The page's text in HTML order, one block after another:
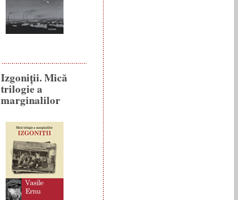
Izgoniții. Mică
trilogie a
marginalilor